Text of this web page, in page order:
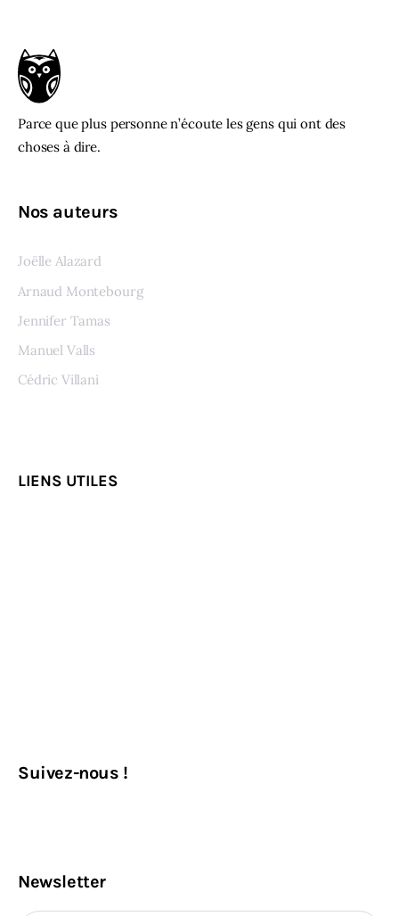
Parce que plus personne n’écoute les gens qui ont des
choses à dire.
Nos auteurs
Joëlle Alazard
Arnaud Montebourg
Jennifer Tamas
Manuel Valls
Cédric Villani
LIENS UTILES
Suivez-nous !
Newsletter